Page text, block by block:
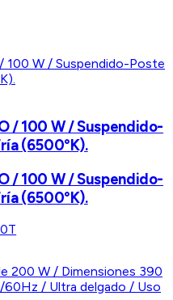
/ 100 W / Suspendido-
(6500°K).
/ 100 W / Suspendido-
(6500°K).